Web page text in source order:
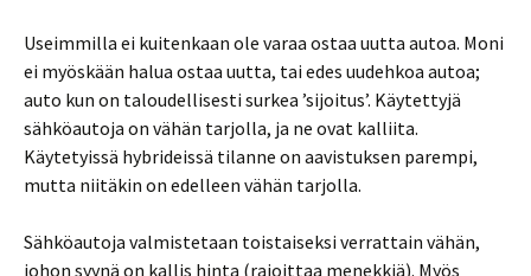
Useimmilla ei kuitenkaan ole varaa ostaa uutta autoa. Moni
ei myöskään halua ostaa uutta, tai edes uudehkoa autoa;
auto kun on taloudellisesti surkea ’sijoitus’. Käytettyjä
sähköautoja on vähän tarjolla, ja ne ovat kalliita.
Käytetyissä hybrideissä tilanne on aavistuksen parempi,
mutta niitäkin on edelleen vähän tarjolla.
Sähköautoja valmistetaan toistaiseksi verrattain vähän,
johon syynä on kallis hinta (rajoittaa menekkiä). Myös